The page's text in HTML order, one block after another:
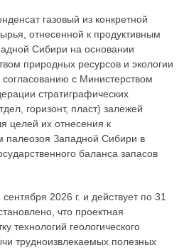
газовый из конкретной
отнесенной к продуктивным
Сибири на основании
природных ресурсов и экологии
с Министерством
стратиграфических
горизонт, пласт) залежей
целей их отнесения к
палеозоя Западной Сибири в
баланса запасов
2026 г. и действует по 31
что проектная
технологий геологического
трудноизвлекаемых полезных